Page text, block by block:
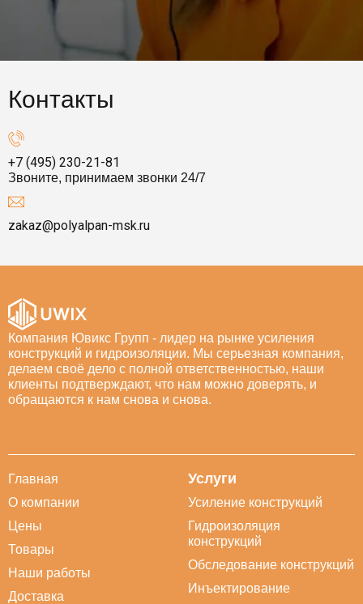
Контакты
+7 (495) 230-21-81
Звоните, принимаем звонки 24/7
zakaz@polyalpan-msk.ru
Компания Ювикс Групп - лидер на рынке усиления
конструкций и гидроизоляции. Мы серьезная компания,
делаем своё дело с полной ответственностью, наши
клиенты подтверждают, что нам можно доверять, и
обращаются к нам снова и снова.
Главная
О компании
Цены
Товары
Наши работы
Доставка
Услуги
Усиление конструкций
Гидроизоляция
конструкций
Обследование конструкций
Инъектирование